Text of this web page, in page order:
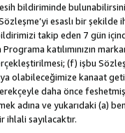
bildiriminde
esaslı bir
takip eden 7 gün
katılımınızın
(f) işbu
kanaat
daha önce feshetmiş
adına ve yukarıdaki (a)
ihlali sayılacaktır.